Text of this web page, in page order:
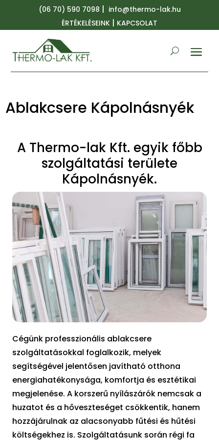
(06 70) 590 7098 | info@thermo-lak.hu
ÉRTÉKELÉSEINK | KAPCSOLAT
Ablakcsere Kápolnásnyék
A Thermo-lak Kft. egyik főbb
szolgáltatási területe
Kápolnásnyék.
Cégünk professzionális ablakcsere
szolgáltatásokkal foglalkozik, melyek
segítségével jelentősen javítható otthona
energiahatékonysága, komfortja és esztétikai
megjelenése. A korszerű nyílászárók nemcsak a
huzatot és a hőveszteséget csökkentik, hanem
hozzájárulnak az alacsonyabb fűtési és hűtési
költségekhez is. Szolgáltatásunk során régi fa